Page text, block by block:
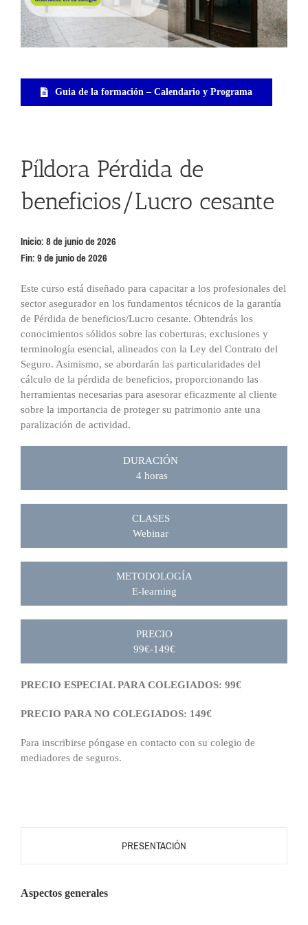
Guia de la formación – Calendario y Programa
Píldora Pérdida de
beneficios/Lucro cesante
Inicio: 8 de junio de 2026
Fin: 9 de junio de 2026
Este curso está diseñado para capacitar a los profesionales del
sector asegurador en los fundamentos técnicos de la garantía
de Pérdida de beneficios/Lucro cesante. Obtendrás los
conocimientos sólidos sobre las coberturas, exclusiones y
terminología esencial, alineados con la Ley del Contrato del
Seguro. Asimismo, se abordarán las particularidades del
cálculo de la pérdida de beneficios, proporcionando las
herramientas necesarias para asesorar eficazmente al cliente
sobre la importancia de proteger su patrimonio ante una
paralización de actividad.
DURACIÓN
4 horas
CLASES
Webinar
METODOLOGÍA
E-learning
PRECIO
99€-149€
PRECIO ESPECIAL PARA COLEGIADOS: 99€
PRECIO PARA NO COLEGIADOS: 149€
Para inscribirse póngase en contacto con su colegio de
mediadores de seguros.
PRESENTACIÓN
Aspectos generales